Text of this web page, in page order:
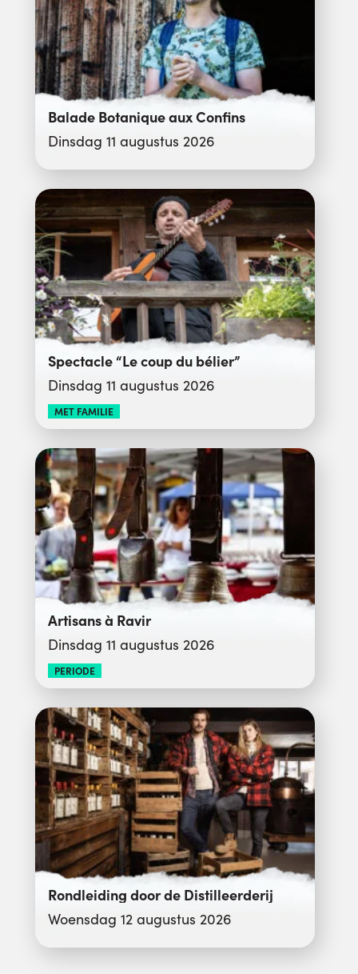
Balade Botanique aux Confins
Dinsdag 11 augustus 2026
Spectacle “Le coup du bélier”
Dinsdag 11 augustus 2026
MET FAMILIE
Artisans à Ravir
Dinsdag 11 augustus 2026
PERIODE
Rondleiding door de Distilleerderij
Woensdag 12 augustus 2026